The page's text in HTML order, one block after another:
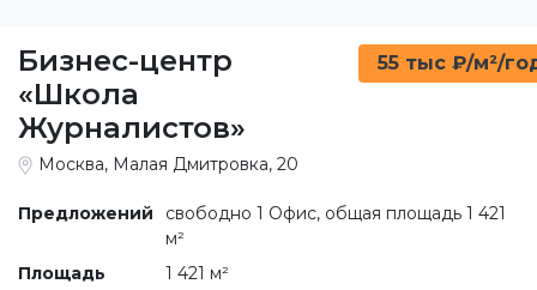
Бизнес-центр
«Школа
Журналистов»
55 тыс ₽/м²/
Москва, Малая Дмитровка, 20
Предложений
свободно 1 Офис, общая площадь 1 421
м²
Площадь
1 421 м²